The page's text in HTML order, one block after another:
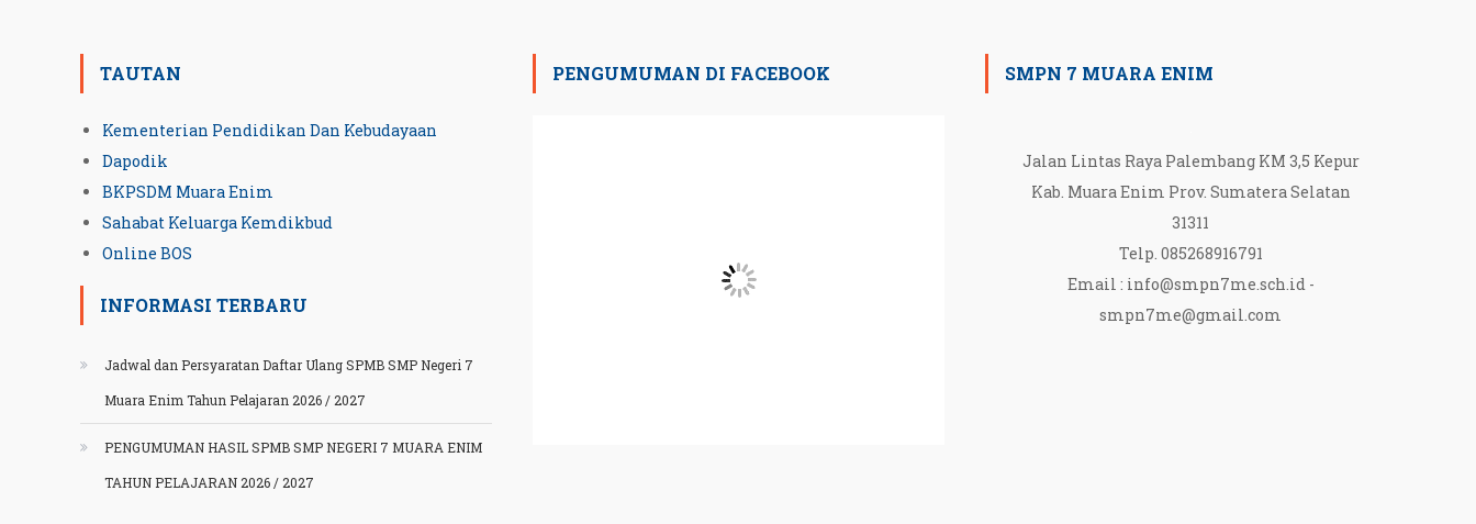
TAUTAN
Kementerian Pendidikan Dan Kebudayaan
Dapodik
BKPSDM Muara Enim
Sahabat Keluarga Kemdikbud
Online BOS
INFORMASI TERBARU
Jadwal dan Persyaratan Daftar Ulang SPMB SMP Negeri 7
Muara Enim Tahun Pelajaran 2026 / 2027
PENGUMUMAN HASIL SPMB SMP NEGERI 7 MUARA ENIM
TAHUN PELAJARAN 2026 / 2027
PENGUMUMAN DI FACEBOOK SMPN 7 MUARA ENIM
Jalan Lintas Raya Palembang KM 3,5 Kepur
Kab. Muara Enim Prov. Sumatera Selatan
31311
Telp. 085268916791
Email : info@smpn7me.sch.id-
smpn7me@gmail.com